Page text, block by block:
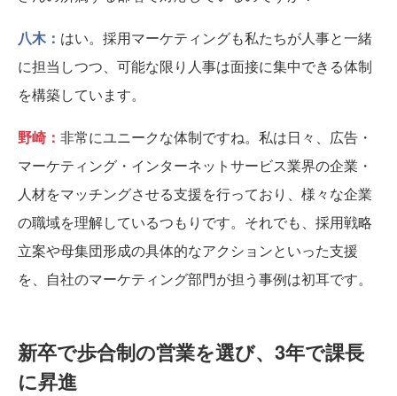
八木： はい。採用マーケティングも私たちが人事と一緒
に担当しつつ、可能な限り人事は面接に集中できる体制
を構築しています。
野崎： 非常にユニークな体制ですね。私は日々、広告・
マーケティング・インターネットサービス業界の企業・
人材をマッチングさせる支援を行っており、様々な企業
の職域を理解しているつもりです。それでも、採用戦略
立案や母集団形成の具体的なアクションといった支援
を、自社のマーケティング部門が担う事例は初耳です。
新卒で歩合制の営業を選び、3年で課長
に昇進